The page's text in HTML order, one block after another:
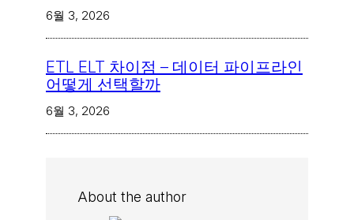
6월 3, 2026
ETL ELT 차이점 – 데이터 파이프라인
어떻게 선택할까
6월 3, 2026
About the author